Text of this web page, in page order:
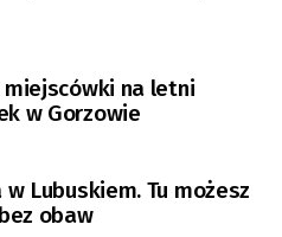
na letni
w Gorzowie
Lubuskiem. Tu możesz
obaw